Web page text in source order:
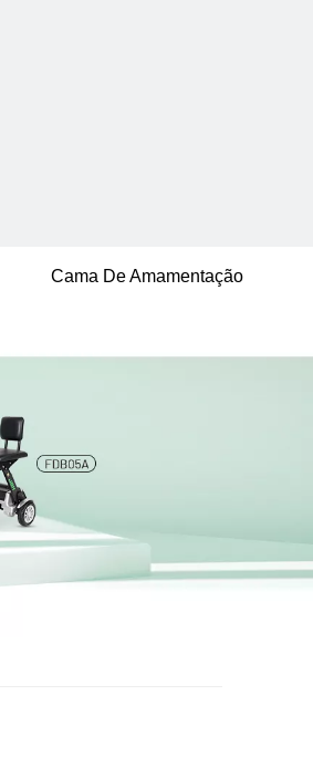
Cama De Amamentação